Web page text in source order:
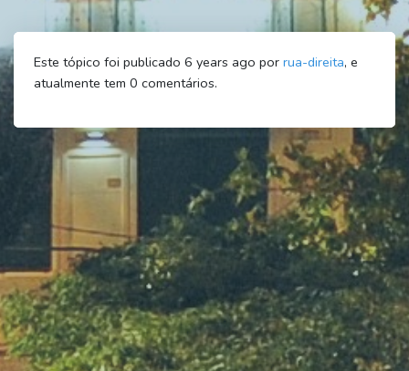
Este tópico foi publicado 6 years ago por rua-direita, e
atualmente tem 0 comentários.